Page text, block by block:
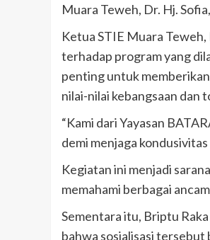
Muara Teweh, Dr. Hj.
Ketua STIE Muara Teweh,
terhadap program yang
penting untuk
nilai-nilai kebangsaan dan
“Kami dari Yayasan
demi menjaga
Kegiatan ini menjadi
memahami berbagai
Sementara itu, Briptu
bahwa sosialisasi